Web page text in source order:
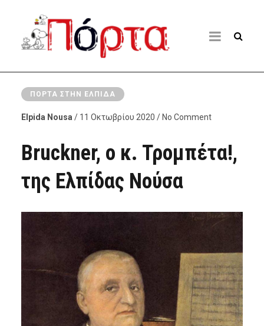
ΠΌΡΤΑ ΣΤΗΝ ΕΛΠΊΔΑ
Elpida Nousa / 11 Οκτωβρίου 2020 / No Comment
Bruckner, ο κ. Τρομπέτα!,
της Ελπίδας Νούσα